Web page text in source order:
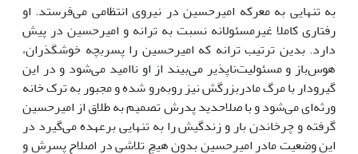
به تنهایی به معرکه امیرحسین در نیروی انتظامی می‌فرستد. او
رفتاری کاملا غیرمسئولانه نسبت به ترانه و امیرحسین در پیش
دارد. بدین ترتیب ترانه که امیرحسین را پسربچه خوشگذران،
هوس‌باز و مسئولیت‌ناپذیر می‌بیند از او ناامید می‌شود و در این
گیرودار با مرگ مادربزرگش نیز روبه‌رو شده و مجبور به ترک خانه
ورثه‌ای می‌شود و با صلاحدید پدرش تصمیم به طلاق از امیرحسین
گرفته و چرخاندن بار و زندگیش را به تنهایی برعهده می‌گیرد در
این وضعیت مادر امیرحسین بدون هیچ تلاشی در اصلاح پسرش و